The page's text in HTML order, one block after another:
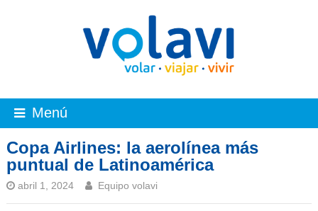
Menú
Copa Airlines: la aerolínea más
puntual de Latinoamérica
abril 1, 2024 Equipo volavi